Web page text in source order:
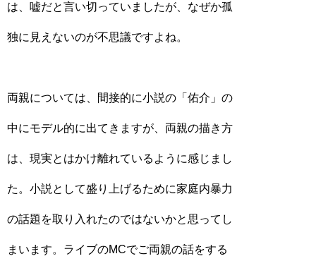
は、嘘だと言い切っていましたが、なぜか孤
独に見えないのが不思議ですよね。
両親については、間接的に小説の「佑介」の
中にモデル的に出てきますが、両親の描き方
は、現実とはかけ離れているように感じまし
た。小説として盛り上げるために家庭内暴力
の話題を取り入れたのではないかと思ってし
まいます。ライブのMCでご両親の話をする